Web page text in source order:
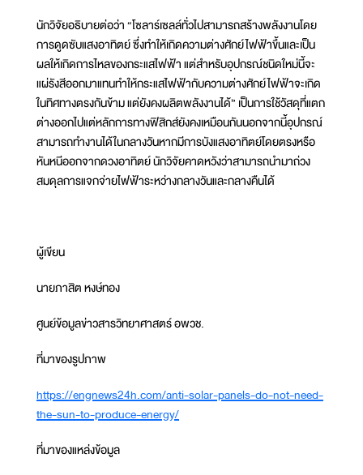
นักวิจัยอธิบายต่อว่า “โซลาร์เซลล์ทั่วไปสามารถสร้างพลังงานโดย
การดูดซับแสงอาทิตย์ ซึ่งทำให้เกิดความต่างศักย์ไฟฟ้าขึ้นและเป็น
ผลให้เกิดการไหลของกระแสไฟฟ้า แต่สำหรับอุปกรณ์ชนิดใหม่นี้จะ
แผ่รังสีออกมาแทนทำให้กระแสไฟฟ้ากับความต่างศักย์ไฟฟ้าจะเกิด
ในทิศทางตรงกันข้าม แต่ยังคงผลิตพลังงานได้” เป็นการใช้วัสดุที่แตก
ต่างออกไปแต่หลักการทางฟิสิกส์ยังคงเหมือนกันนอกจากนี้อุปกรณ์
สามารถทำงานได้ในกลางวันหากมีการบังแสงอาทิตย์โดยตรงหรือ
หันหนีออกจากดวงอาทิตย์ นักวิจัยคาดหวังว่าสามารถนำมาถ่วง
สมดุลการแจกจ่ายไฟฟ้าระหว่างกลางวันและกลางคืนได้
ผู้เขียน
นายภาสิต หงษ์ทอง
ศูนย์ข้อมูลข่าวสารวิทยาศาสตร์ อพวช.
ที่มาของรูปภาพ
https://engnews24h.com/anti-solar-panels-do-not-need-
the-sun-to-produce-energy/
ที่มาของแหล่งข้อมูล